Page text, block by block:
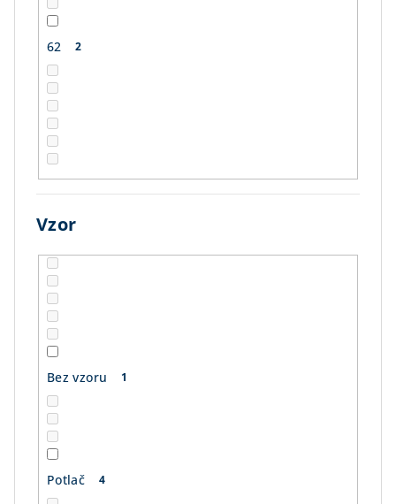
62 2
Vzor
Bez vzoru 1
Potlač 4